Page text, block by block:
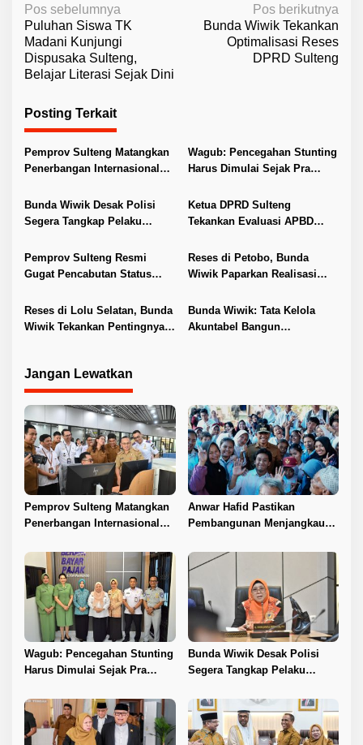
N
a
v
i
g
a
s
i
p
o
Pos sebelumnya
Puluhan Siswa TK
Madani Kunjungi
Dispusaka Sulteng,
Belajar Literasi Sejak Dini
Pos berikutnya
Bunda Wiwik Tekankan
Optimalisasi Reses
DPRD Sulteng
Posting Terkait
Pemprov Sulteng Matangkan
Penerbangan Internasional
Wagub: Pencegahan Stunting
Harus Dimulai Sejak Pra
Bunda Wiwik Desak Polisi
Segera Tangkap Pelaku
di Duyu
Ketua DPRD Sulteng
Tekankan Evaluasi APBD
Pemprov Sulteng Resmi
Gugat Pencabutan Status
Reses di Petobo, Bunda
Wiwik Paparkan Realisasi
Warga
Reses di Lolu Selatan, Bunda
Wiwik Tekankan Pentingnya
Bunda Wiwik: Tata Kelola
Akuntabel Bangun
Jangan Lewatkan
Pemprov Sulteng Matangkan
Penerbangan Internasional
Anwar Hafid Pastikan
Pembangunan Menjangkau
Wagub: Pencegahan Stunting
Harus Dimulai Sejak Pra
Bunda Wiwik Desak Polisi
Segera Tangkap Pelaku
di Duyu